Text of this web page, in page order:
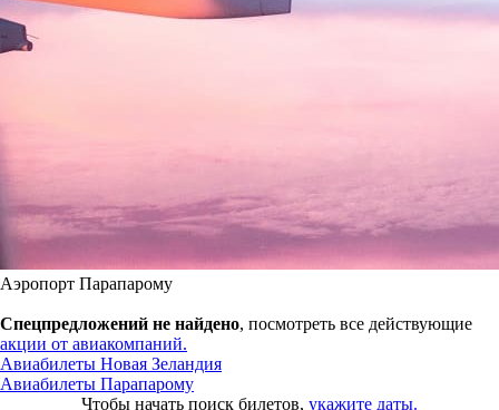
Аэропорт Парапарому
Спецпредложений не найдено, посмотреть все действующие
акции от авиакомпаний.
Авиабилеты Новая Зеландия
Авиабилеты Парапарому
Чтобы начать поиск билетов, укажите даты.